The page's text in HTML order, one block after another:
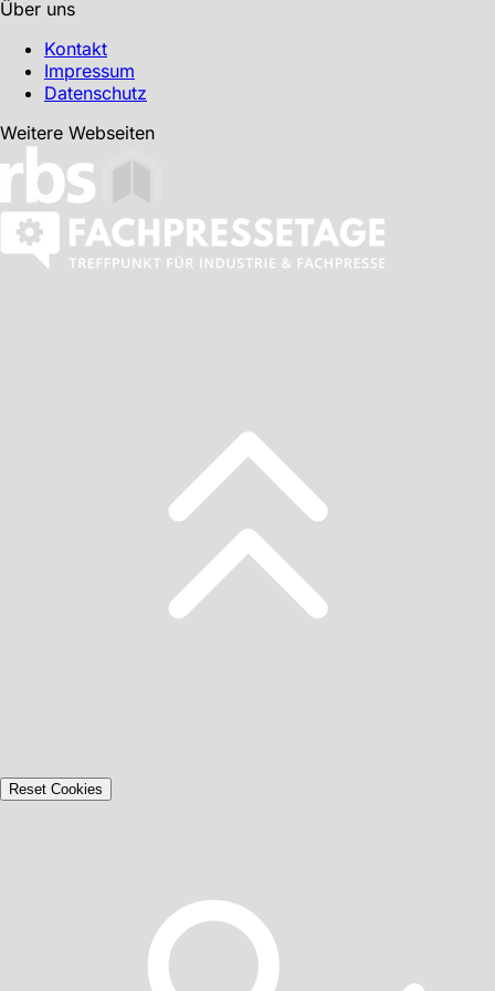
Über uns
Kontakt
Impressum
Datenschutz
Weitere Webseiten
Reset Cookies